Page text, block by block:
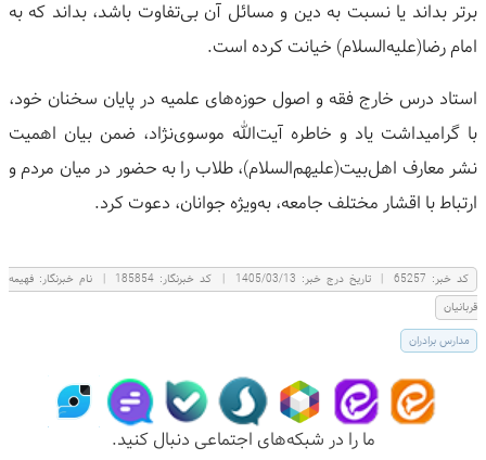
برتر بداند یا نسبت به دین و مسائل آن بی‌تفاوت باشد، بداند که به
امام رضا(علیه‌السلام) خیانت کرده است.
استاد درس خارج فقه و اصول حوزه‌های علمیه در پایان سخنان خود،
با گرامیداشت یاد و خاطره آیت‌الله موسوی‌نژاد، ضمن بیان اهمیت
نشر معارف اهل‌بیت(علیهم‌السلام)، طلاب را به حضور در میان مردم و
ارتباط با اقشار مختلف جامعه، به‌ویژه جوانان، دعوت کرد.
كد خبر: 65257
| تاریخ درج خبر: 1405/03/13
| کد خبرنگار: 185854
| نام خبرنگار: فهيمه
قربانيان
مدارس برادران
ما را در شبکه‌های اجتماعی دنبال کنید.